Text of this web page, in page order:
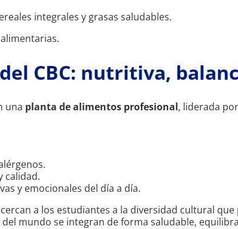
integrales y grasas saludables.
CBC: nutritiva,
una planta de alimentos profesional, liderada
calidad.
y emocionales del día a día.
a los estudiantes a la diversidad cultural
mundo se integran de forma saludable,